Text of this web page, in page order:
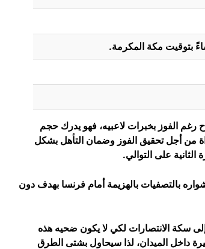
رغم الفوز بخبرات لاعبيه، فهو يدرك حجم
من أجل تحقيق الفوز وضمان التأهل بشكل
بالتصفيات بالهزيمة أمام فرنسا بهدف دون
سكة الانتصارات لكي لا يكون ضحيه هذه
داخل الميدان، لذا سيحاول بشتى الطرق